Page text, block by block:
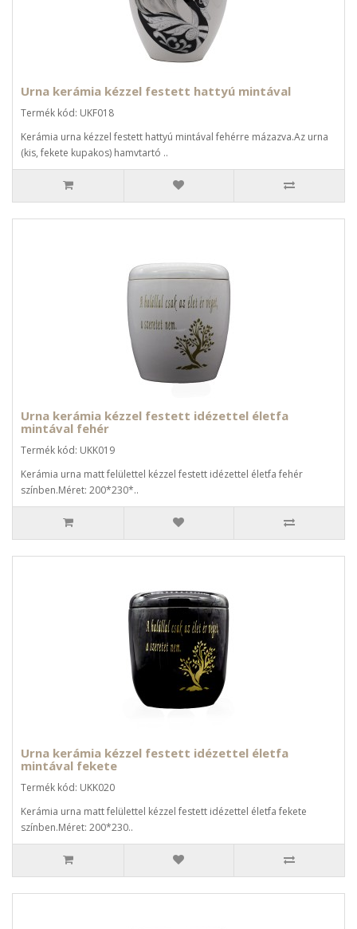
Urna kerámia kézzel festett hattyú mintával
Termék kód: UKF018
Kerámia urna kézzel festett hattyú mintával fehérre mázazva.Az urna
(kis, fekete kupakos) hamvtartó ..
Urna kerámia kézzel festett idézettel életfa
mintával fehér
Termék kód: UKK019
Kerámia urna matt felülettel kézzel festett idézettel életfa fehér
színben.Méret: 200*230*..
Urna kerámia kézzel festett idézettel életfa
mintával fekete
Termék kód: UKK020
Kerámia urna matt felülettel kézzel festett idézettel életfa fekete
színben.Méret: 200*230..